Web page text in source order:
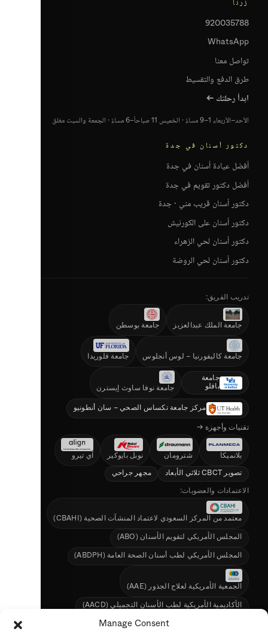
Manage Consent
زُرنا
920035788
WhatsApp
تواصل معنا
طرق الدفع والتقسيط
ابدأ رحلتك ←
الأحد–الأربعاء 1–9 مساءً · الخميس 11 صباحاً–6 مساءً · الجمعة والسبت مغلق
دكتور أسنان في جدة
أفضل عيادة أسنان في جدة
أفضل دكتور تقويم في جدة
دكتور أسنان قريب مني · جدة
دكتور أسنان على الكورنيش
دكتور أسنان لحي الزهراء
دكتور أسنان لحي الروضة
تدريب الفريق:
جامعة الملك عبدالعزيز جامعة بوسطن
جامعة كاليفورنيا – لوس أنجلوس جامعة فلوريدا
جامعة
بافلو
جامعة نوفا ساوث إيسترن
مركز جامعة تكساس الصحي – سان أنطونيو
تقنيات وأجهزة →
بلانميكا شترومان نوبل بايوكير آي تيرو
تصوير CBCT ثلاثي الأبعاد مجهر جراحي
الاعتمادات والعضويات:
معتمد من المركز السعودي لاعتماد المنشآت الصحية (CBAHI)
المجلس الأمريكي لتقويم الأسنان (ABO)
المجلس الأمريكي لطب أسنان الصحة العامة (ABDPH)
الجمعية الأمريكية لعلاج الجذور (AAE)
الأكاديمية الأمريكية لطب الأسنان التجميلي (AACD)
الجمعية السعودية لطب الأسنان (SDS)